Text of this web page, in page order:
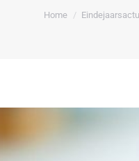
Je bent hier:
Home